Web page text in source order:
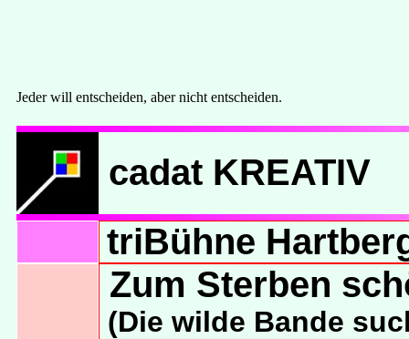
cadat KREATIV
triBühne
Zum Sterben
(Die wilde Bande